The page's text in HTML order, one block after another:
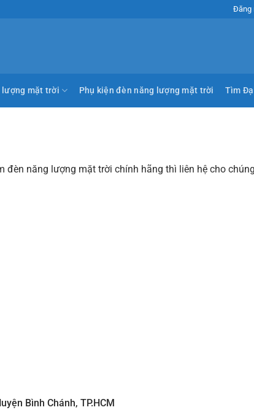
Đăng
lượng mặt trời Phụ kiện đèn năng lượng mặt trời Tìm
đèn năng lượng mặt trời chính hãng thì liên hệ cho
Bình Chánh, TP.HCM